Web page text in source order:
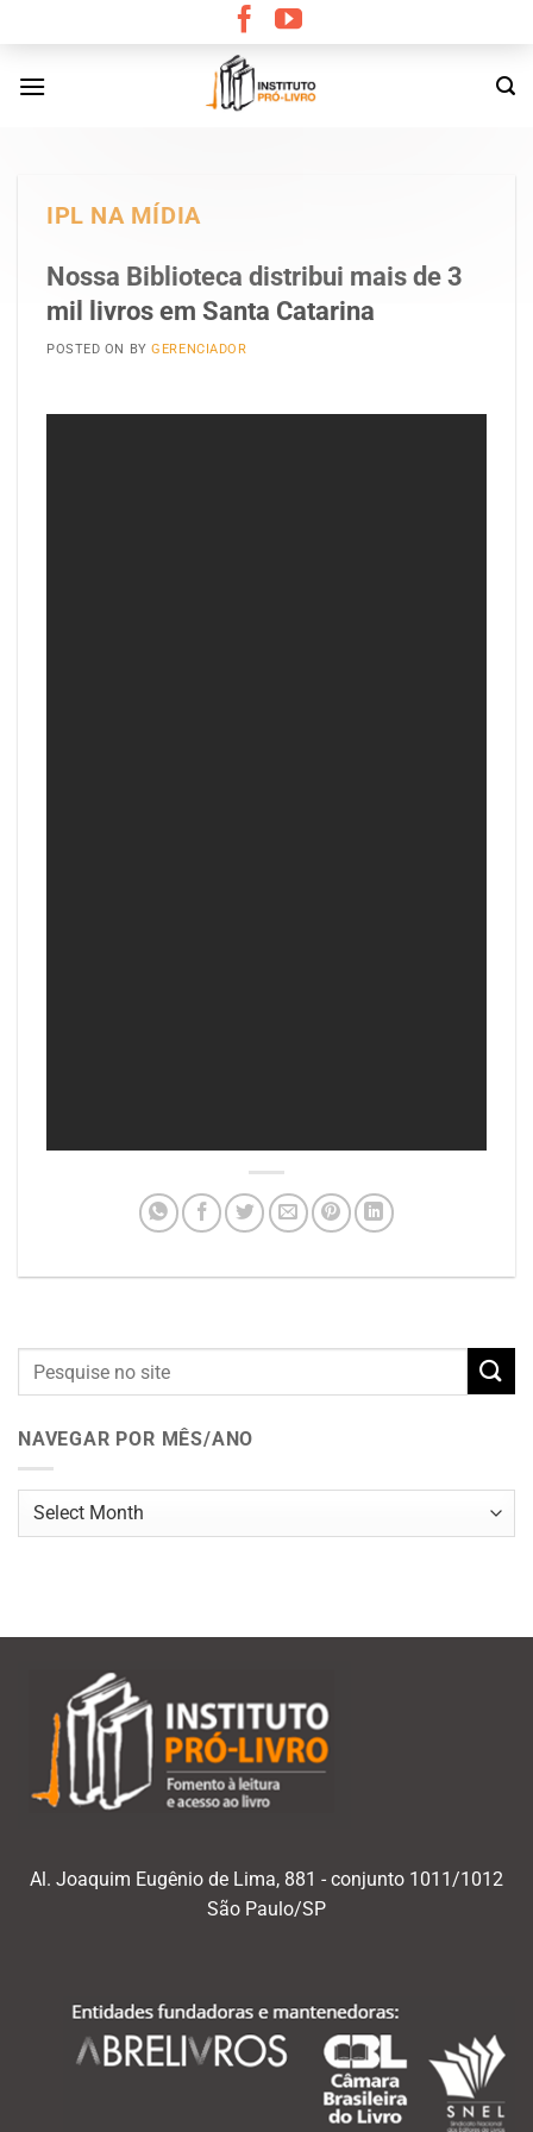
content
IPL NA MÍDIA
Nossa Biblioteca distribui mais de 3
mil livros em Santa Catarina
POSTED ON BYGERENCIADOR
NAVEGAR POR MÊS/ANO
Navegar
Al. Joaquim Eugênio de Lima, 881 - conjunto 1011/1012
São Paulo/SP